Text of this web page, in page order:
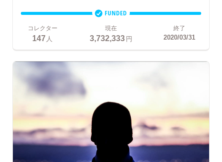
FUNDED
コレクター
147 人
現在
3,732,333円
終了
2020/03/31